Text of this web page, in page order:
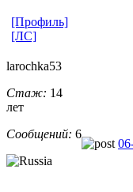
[Профиль]
[ЛС]
larochka53
Стаж: 14
лет
Сообщений: 6